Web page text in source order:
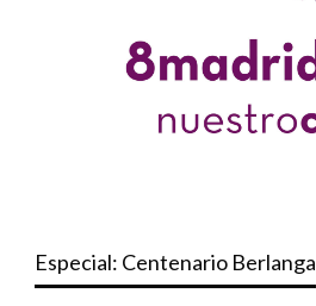
Especial: Centenario Berlanga